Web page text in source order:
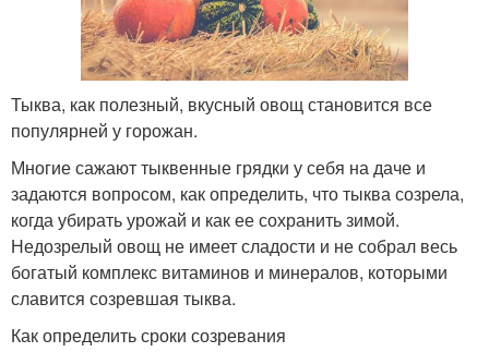
Тыква, как полезный, вкусный овощ становится все
популярней у горожан.
Многие сажают тыквенные грядки у себя на даче и
задаются вопросом, как определить, что тыква созрела,
когда убирать урожай и как ее сохранить зимой.
Недозрелый овощ не имеет сладости и не собрал весь
богатый комплекс витаминов и минералов, которыми
славится созревшая тыква.
Как определить сроки созревания